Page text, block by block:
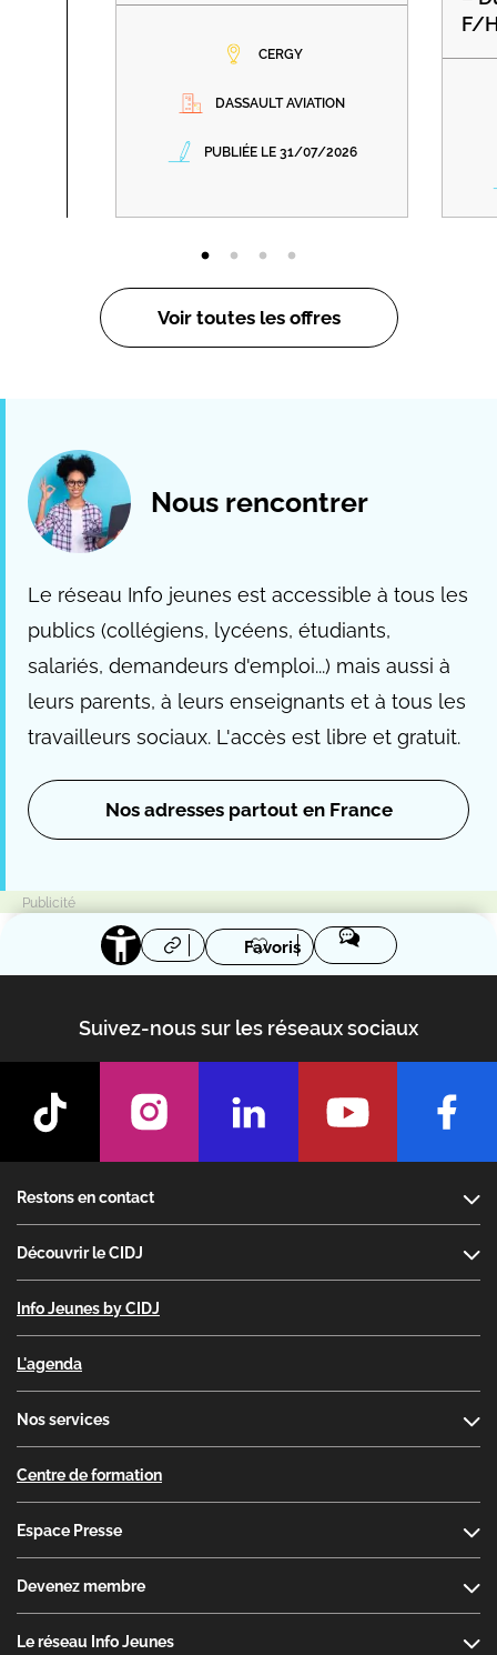
CERGY
DASSAULT AVIATION
PUBLIÉE LE 31/07/2026
F/
Voir toutes les offres
Nous rencontrer
Le réseau Info jeunes est accessible à tous les
publics (collégiens, lycéens, étudiants,
salariés, demandeurs d'emploi...) mais aussi à
leurs parents, à leurs enseignants et à tous les
travailleurs sociaux. L'accès est libre et gratuit.
Nos adresses partout en France
Favoris
Suivez-nous sur les réseaux sociaux
Restons en contact
Découvrir le CIDJ
Info Jeunes by CIDJ
L'agenda
Nos services
Centre de formation
Espace Presse
Devenez membre
Le réseau Info Jeunes